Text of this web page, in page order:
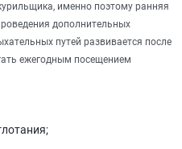
именно поэтому ранняя
дополнительных
путей развивается после
ежегодным посещением